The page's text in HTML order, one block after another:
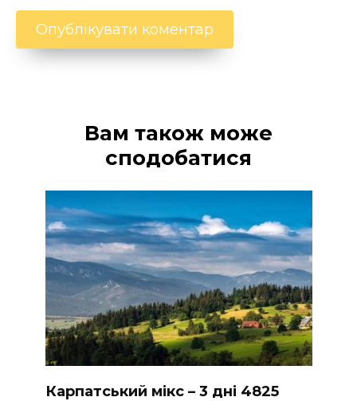
Вам також може
сподобатися
Карпатський мікс – 3 дні 4825